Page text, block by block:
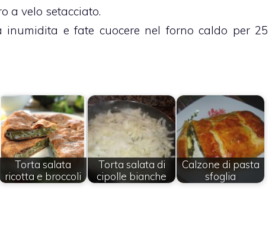
a velo setacciato.
e fate cuocere nel forno caldo per 25
Torta salata
ricotta e broccoli
Torta salata di
cipolle bianche
Calzone di pasta
sfoglia